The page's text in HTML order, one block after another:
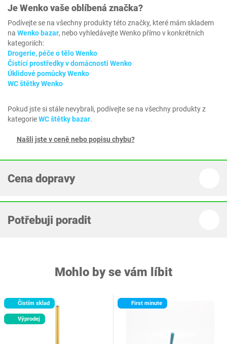
JeWenkovaše oblíbená značka?
Podívejte se na všechny produkty této značky, které mám skladem
na Wenko bazar, nebo vyhledávejte Wenko přímo v konkrétních
kategoriích:
Drogerie, péče o tělo Wenko
Čistící prostředky v domácnosti Wenko
Úklidové pomůcky Wenko
WC štětky Wenko
Pokud jste si stále nevybrali, podívejte se na všechny produkty z
kategorieWC štětky bazar.
Našli jste v ceně nebo popisu chybu?
Cena dopravy
Potřebuji poradit
Mohlo by se vám líbit
Čistím sklad
Výprodej
First minute